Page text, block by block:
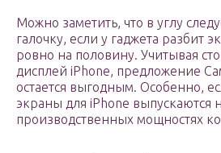
Можно заметить, что в углу
галочку, если у гаджета разбит
ровно на половину. Учитывая
дисплей iPhone, предложение
остается выгодным. Особенно,
экраны для iPhone выпускаются
производственных мощностях